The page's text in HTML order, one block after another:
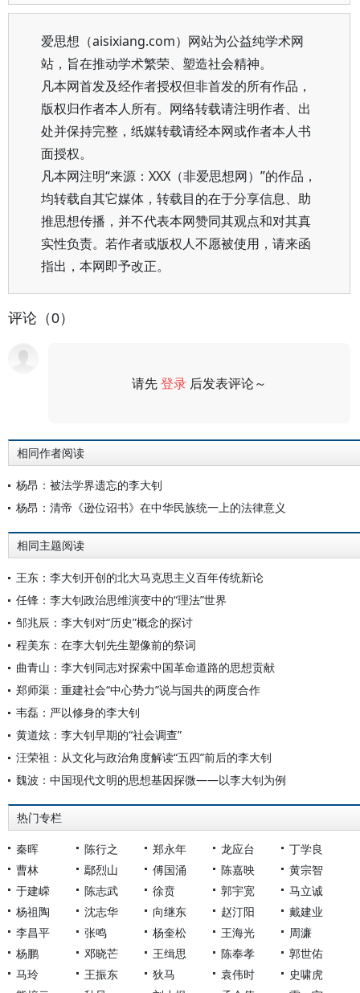
爱思想（aisixiang.com）网站为公益纯学术网
站，旨在推动学术繁荣、塑造社会精神。
凡本网首发及经作者授权但非首发的所有作品，
版权归作者本人所有。网络转载请注明作者、出
处并保持完整，纸媒转载请经本网或作者本人书
面授权。
凡本网注明“来源：XXX（非爱思想网）”的作品，
均转载自其它媒体，转载目的在于分享信息、助
推思想传播，并不代表本网赞同其观点和对其真
实性负责。若作者或版权人不愿被使用，请来函
指出，本网即予改正。
评论（0）
请先登录 后发表评论～
相同作者阅读
杨昂：被法学界遗忘的李大钊
杨昂：清帝《逊位诏书》在中华民族统一上的法律意义
相同主题阅读
王东：李大钊开创的北大马克思主义百年传统新论
任锋：李大钊政治思维演变中的“理法”世界
邹兆辰：李大钊对“历史”概念的探讨
程美东：在李大钊先生塑像前的祭词
曲青山：李大钊同志对探索中国革命道路的思想贡献
郑师渠：重建社会“中心势力”说与国共的两度合作
韦磊：严以修身的李大钊
黄道炫：李大钊早期的“社会调查”
汪荣祖：从文化与政治角度解读“五四”前后的李大钊
魏波：中国现代文明的思想基因探微——以李大钊为例
热门专栏
秦晖 陈行之 郑永年 龙应台
丁学良
曹林
鄢烈山 傅国涌 陈嘉映
黄宗智
于建嵘
陈志武 徐贲 郭宇宽
马立诚
杨祖陶
沈志华 向继东 赵汀阳
戴建业
李昌平
张鸣 杨奎松 王海光
周濂
杨鹏
邓晓芒 王缉思 陈奉孝
郭世佑
马玲
王振东 狄马 袁伟时
史啸虎